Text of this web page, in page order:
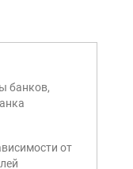
банков,
от